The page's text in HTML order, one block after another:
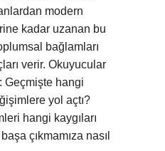
modern
kadar uzanan bu
bağlamları
verir. Okuyucular
Geçmişte hangi
yol açtı?
hangi kaygıları
çıkmamıza nasıl